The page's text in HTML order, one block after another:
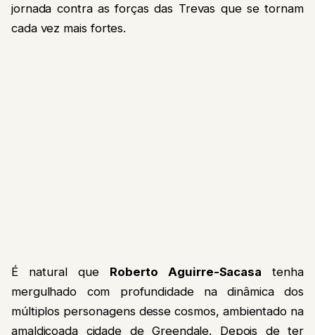
jornada contra as forças das Trevas que se tornam
cada vez mais fortes.
É natural que Roberto Aguirre-Sacasa tenha
mergulhado com profundidade na dinâmica dos
múltiplos personagens desse cosmos, ambientado na
amaldiçoada cidade de Greendale. Depois de ter